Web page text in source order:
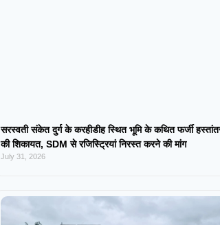
सरस्वती संकेत दुर्ग के करहीडीह स्थित भूमि के कथित फर्जी
की शिकायत, SDM से रजिस्ट्रियां निरस्त करने की मांग
July 31, 2026